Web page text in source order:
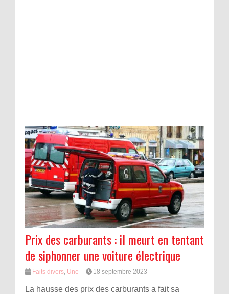
Prix des carburants : il meurt en tentant
de siphonner une voiture électrique
Faits divers, Une 18 septembre 2023
La hausse des prix des carburants a fait sa